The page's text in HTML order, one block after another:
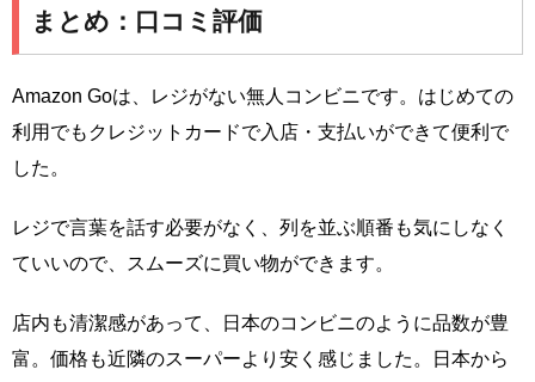
まとめ：口コミ評価
Amazon Goは、レジがない無人コンビニです。はじめての
利用でもクレジットカードで入店・支払いができて便利で
した。
レジで言葉を話す必要がなく、列を並ぶ順番も気にしなく
ていいので、スムーズに買い物ができます。
店内も清潔感があって、日本のコンビニのように品数が豊
富。価格も近隣のスーパーより安く感じました。日本から